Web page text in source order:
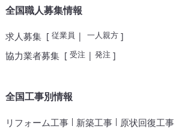
全国職人募集情報
求人募集[ 従業員 | 一人親方]
協力業者募集[ 受注| 発注]
全国工事別情報
リフォーム工事| 新築工事| 原状回復工事